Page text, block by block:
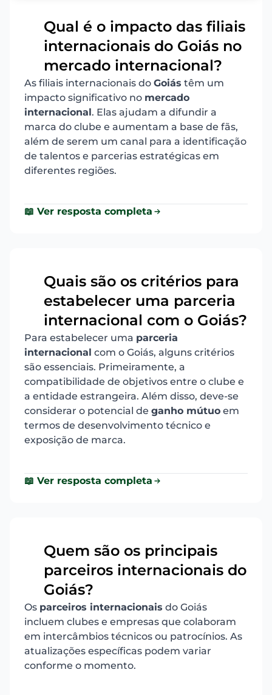
Qual é o impacto das filiais
internacionais do Goiás no
mercado internacional?
As filiais internacionais do Goiás têm um
impacto significativo no mercado
internacional. Elas ajudam a difundir a
marca do clube e aumentam a base de fãs,
além de serem um canal para a identificação
de talentos e parcerias estratégicas em
diferentes regiões.
📖 Ver resposta completa
Quais são os critérios para
estabelecer uma parceria
internacional com o Goiás?
Para estabelecer uma parceria
internacional com o Goiás, alguns critérios
são essenciais. Primeiramente, a
compatibilidade de objetivos entre o clube e
a entidade estrangeira. Além disso, deve-se
considerar o potencial de ganho mútuo em
termos de desenvolvimento técnico e
exposição de marca.
📖 Ver resposta completa
Quem são os principais
parceiros internacionais do
Goiás?
Os parceiros internacionais do Goiás
incluem clubes e empresas que colaboram
em intercâmbios técnicos ou patrocínios. As
atualizações específicas podem variar
conforme o momento.